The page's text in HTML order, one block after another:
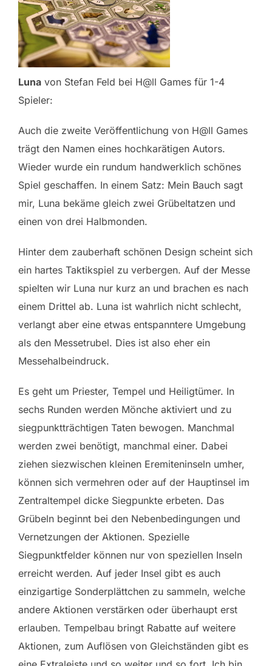
Luna von Stefan Feld bei H@ll Games für 1-4
Spieler:
Auch die zweite Veröffentlichung von H@ll Games
trägt den Namen eines hochkarätigen Autors.
Wieder wurde ein rundum handwerklich schönes
Spiel geschaffen. In einem Satz: Mein Bauch sagt
mir, Luna bekäme gleich zwei Grübeltatzen und
einen von drei Halbmonden.
Hinter dem zauberhaft schönen Design scheint sich
ein hartes Taktikspiel zu verbergen. Auf der Messe
spielten wir Luna nur kurz an und brachen es nach
einem Drittel ab. Luna ist wahrlich nicht schlecht,
verlangt aber eine etwas entspanntere Umgebung
als den Messetrubel. Dies ist also eher ein
Messehalbeindruck.
Es geht um Priester, Tempel und Heiligtümer. In
sechs Runden werden Mönche aktiviert und zu
siegpunktträchtigen Taten bewogen. Manchmal
werden zwei benötigt, manchmal einer. Dabei
ziehen siezwischen kleinen Eremiteninseln umher,
können sich vermehren oder auf der Hauptinsel im
Zentraltempel dicke Siegpunkte erbeten. Das
Grübeln beginnt bei den Nebenbedingungen und
Vernetzungen der Aktionen. Spezielle
Siegpunktfelder können nur von speziellen Inseln
erreicht werden. Auf jeder Insel gibt es auch
einzigartige Sonderplättchen zu sammeln, welche
andere Aktionen verstärken oder überhaupt erst
erlauben. Tempelbau bringt Rabatte auf weitere
Aktionen, zum Auflösen von Gleichständen gibt es